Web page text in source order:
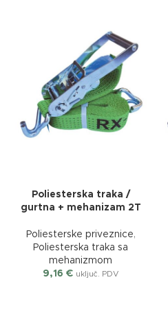
Poliesterska traka /
gurtna + mehanizam 2T
Poliesterske priveznice,
Poliesterska traka sa
mehanizmom
9,16 € uključ. PDV